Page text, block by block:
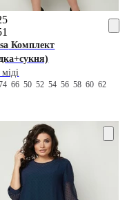
Комплект
6650525456586062